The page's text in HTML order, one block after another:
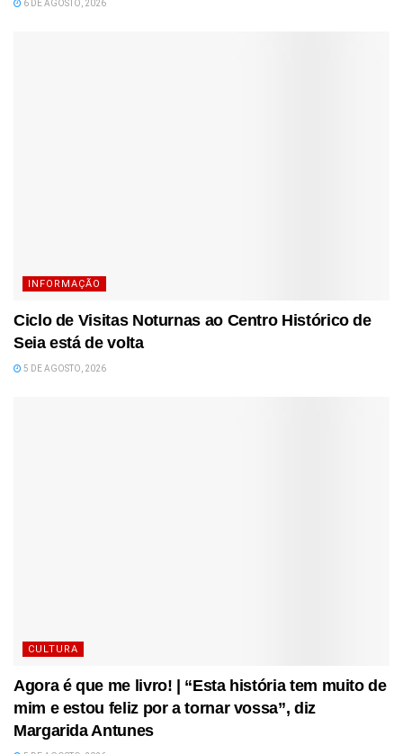
6 DE AGOSTO, 2026
INFORMAÇÃO
Ciclo de Visitas Noturnas ao Centro Histórico de
Seia está de volta
5 DE AGOSTO, 2026
CULTURA
Agora é que me livro! | “Esta história tem muito de
mim e estou feliz por a tornar vossa”, diz
Margarida Antunes